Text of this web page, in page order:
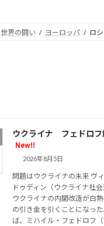
世界の闘い ヨーロッパ ロ
ウクライナ フェドロフ
New!!
2026年8月5日
問題はウクライナの未来 ヴ
ドゥディン（ウクライナ社
ウクライナの内閣改造が白
の引き金を引くことになっ
ば、ミハイル・フェドロフ